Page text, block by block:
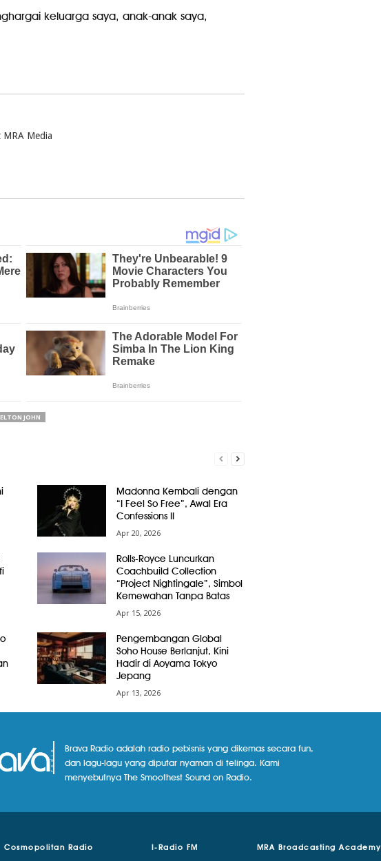
keluarga saya, anak-anak saya,
Media
JOHN
Madonna Kembali dengan
“I Feel So Free”, Awal Era
Confessions II
Apr 20, 2026
Rolls-Royce Luncurkan
Coachbuild Collection
“Project Nightingale”, Simbol
Kemewahan Tanpa Batas
Apr 15, 2026
Pengembangan Global
Soho House Berlanjut, Kini
Hadir di Aoyama Tokyo
Jepang
Apr 13, 2026
Brava Radio adalah radio pebisnis yang dikemas secara fun,
dan lagu-lagu yang diputar nyaman di telinga. Kami
menyebutnya The Smoothest Sound on Radio.
Cosmopolitan Radio I-Radio FM MRA Broadcasting Academy